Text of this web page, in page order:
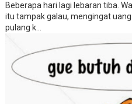
Beberapa hari lagi lebaran tiba.
itu tampak galau, mengingat
pulang k...